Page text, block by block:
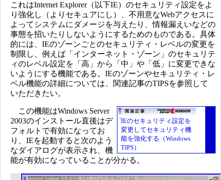
これはInternet Explorer（以下IE）のセキュリティ設定をよ
り強化し（よりセキュアにし）、不用意なWebアクセスに
よってシステムにダメージを与えたり、情報漏えいなどの
事態を招いたりしないようにするためのものである。具体
的には、IEのゾーンごとのセキュリティ・レベルの変更を
制限し、例えば「インターネット・ゾーン」のセキュリテ
ィのレベル設定を「高」から「中」や「低」に変更できな
いようにする機能である。IEのゾーンやセキュリティ・レ
ベル機能の詳細については、関連記事のTIPSを参照して
いただきたい。
IEのセキュリティ設定を
変更してセキュリティ機
能を強化する（Windows
TIPS）
この機能はWindows Server
2003のインストール直後はデ
フォルトで有効になってお
り、IEを起動すると次のよう
なダイアログが表示され、機
能が有効になっていることが分かる。